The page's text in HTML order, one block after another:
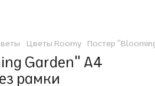
Цветы Roomy Постер
Garden" A4
рамки